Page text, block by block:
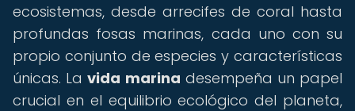
ecosistemas, desde arrecifes de coral hasta
profundas fosas marinas, cada uno con su
propio conjunto de especies y características
únicas. Lavida marina desempeña un papel
crucial en el equilibrio ecológico del planeta,